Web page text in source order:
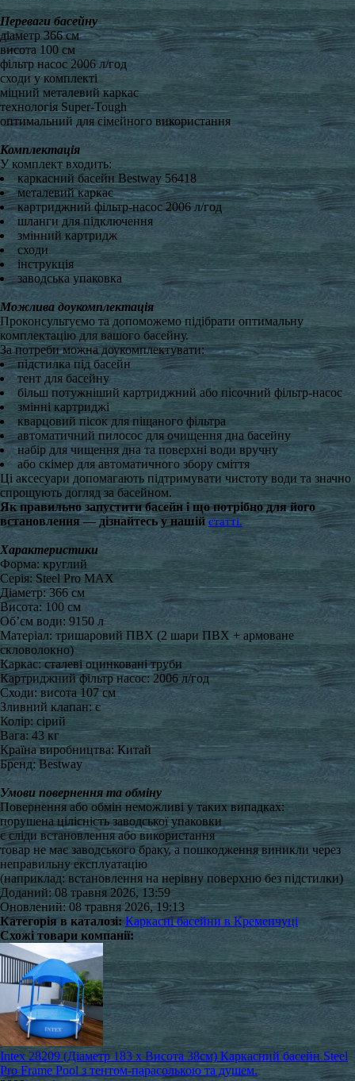
Переваги басейну
діаметр 366 см
висота 100 см
фільтр насос 2006 л/год
сходи у комплекті
міцний металевий каркас
технологія Super-Tough
оптимальний для сімейного використання
Комплектація
У комплект входить:
каркасний басейн Bestway 56418
металевий каркас
картриджний фільтр-насос 2006 л/год
шланги для підключення
змінний картридж
сходи
інструкція
заводська упаковка
Можлива доукомплектація
Проконсультуємо та допоможемо підібрати оптимальну
комплектацію для вашого басейну.
За потреби можна доукомплектувати:
підстилка під басейн
тент для басейну
більш потужніший картриджний або пісочний фільтр-насос
змінні картриджі
кварцовий пісок для піщаного фільтра
автоматичний пилосос для очищення дна басейну
набір для чищення дна та поверхні води вручну
або скімер для автоматичного збору сміття
Ці аксесуари допомагають підтримувати чистоту води та значно
спрощують догляд за басейном.
Як правильно запустити басейн і що потрібно для його
встановлення — дізнайтесь у нашій статті.
Характеристики
Форма: круглий
Серія: Steel Pro MAX
Діаметр: 366 см
Висота: 100 см
Об’єм води: 9150 л
Матеріал: тришаровий ПВХ (2 шари ПВХ + армоване
скловолокно)
Каркас: сталеві оцинковані труби
Картриджний фільтр насос: 2006 л/год
Сходи: висота 107 см
Зливний клапан: є
Колір: сірий
Вага: 43 кг
Країна виробництва: Китай
Бренд: Bestway
Умови повернення та обміну
Повернення або обмін неможливі у таких випадках:
порушена цілісність заводської упаковки
є сліди встановлення або використання
товар не має заводського браку, а пошкодження виникли через
неправильну експлуатацію
(наприклад: встановлення на нерівну поверхню без підстилки)
Доданий: 08 травня 2026, 13:59
Оновлений: 08 травня 2026, 19:13
Категорія в каталозі: Каркасні басейни в Кременчуці
Схожі товари компанії:
Intex 28209 (Діаметр 183 x Висота 38см) Каркасний басейн Steel
Pro Frame Pool з тентом-парасолькою та душем.